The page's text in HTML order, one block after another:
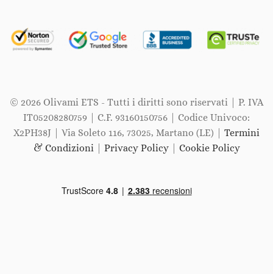
© 2026 Olivami ETS - Tutti i diritti sono riservati | P. IVA
IT05208280759 | C.F. 93160150756 | Codice Univoco:
X2PH38J | Via Soleto 116, 73025, Martano (LE) | Termini
& Condizioni
Privacy Policy| Cookie Policy